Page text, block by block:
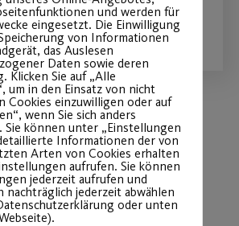
Load More
und werden für
eingesetzt. Die Einwilligung
von Informationen
das Auslesen
Daten sowie deren
Klicken Sie auf „Alle
um in den Einsatz von nicht
Cookies einzuwilligen oder auf
wenn Sie sich anders
Sie können unter „Einstellungen
Informationen der von
Arten von Cookies erhalten
aufrufen. Sie können
jederzeit aufrufen und
nachträglich jederzeit abwählen
oder unten